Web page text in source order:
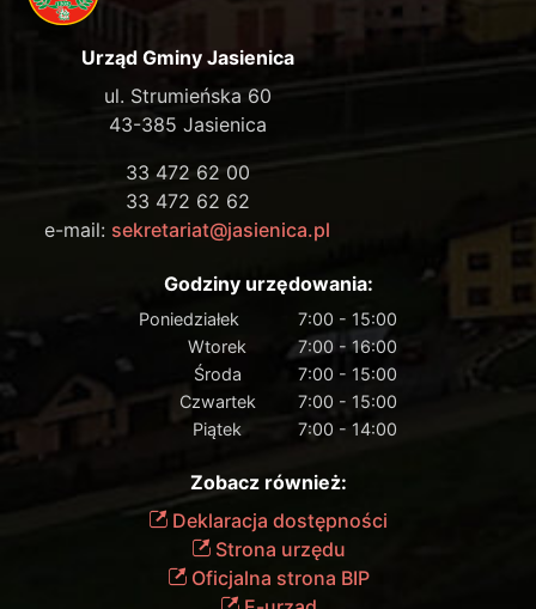
Urząd Gminy Jasienica
ul. Strumieńska 60
43-385 Jasienica
33 472 62 00
33 472 62 62
e-mail: sekretariat@jasienica.pl
Godziny urzędowania:
Poniedziałek
7:00 - 15:00
Wtorek
7:00 - 16:00
Środa
7:00 - 15:00
Czwartek
7:00 - 15:00
Piątek
7:00 - 14:00
Zobacz również:
Deklaracja dostępności
Strona urzędu
Oficjalna strona BIP